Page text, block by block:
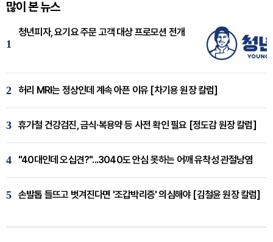
많이 본 뉴스
1
청년피자, 요기요 주문 고객 대상 프로모션 전개
2 허리 MRI는 정상인데 계속 아픈 이유 [차기용 원장 칼럼]
3 휴가철 건강검진, 금식·복용약 등 사전 확인 필요 [정도감 원장 칼럼]
4 "40대인데 오십견?"...3040도 안심 못하는 어깨 유착성 관절낭염
5 손발톱 들뜨고 벗겨진다면 '조갑박리증' 의심해야 [김철윤 원장 칼럼]